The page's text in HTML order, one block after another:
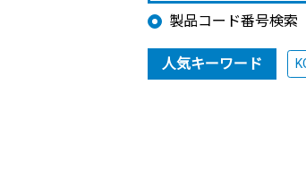
製品コード番号検索
人気キーワード